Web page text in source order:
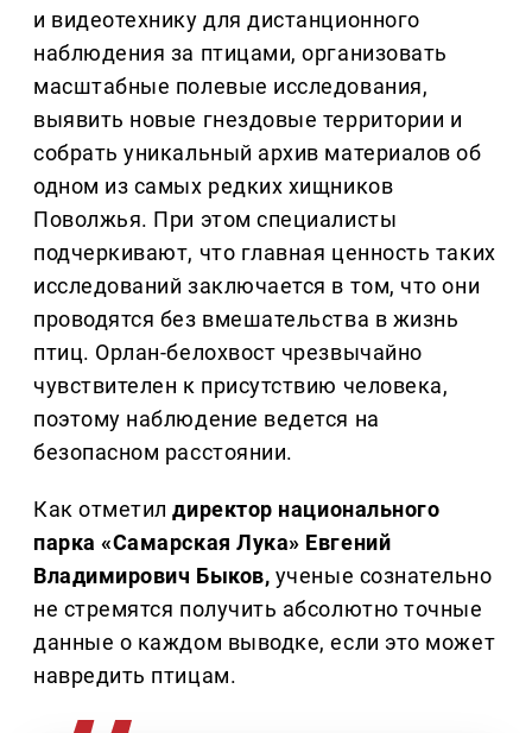
и видеотехнику для дистанционного
наблюдения за птицами, организовать
масштабные полевые исследования,
выявить новые гнездовые территории и
собрать уникальный архив материалов об
одном из самых редких хищников
Поволжья. При этом специалисты
подчеркивают, что главная ценность таких
исследований заключается в том, что они
проводятся без вмешательства в жизнь
птиц. Орлан-белохвост чрезвычайно
чувствителен к присутствию человека,
поэтому наблюдение ведется на
безопасном расстоянии.
Как отметилдиректор национального
парка «Самарская Лука» Евгений
Владимирович Быков, ученые сознательно
не стремятся получить абсолютно точные
данные о каждом выводке, если это может
навредить птицам.